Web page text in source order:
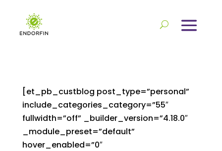
[et_pb_custblog post_type=”personal”
include_categories_category=”55″
fullwidth=”off” _builder_version=”4.18.0″
_module_preset=”default”
hover_enabled=”0″